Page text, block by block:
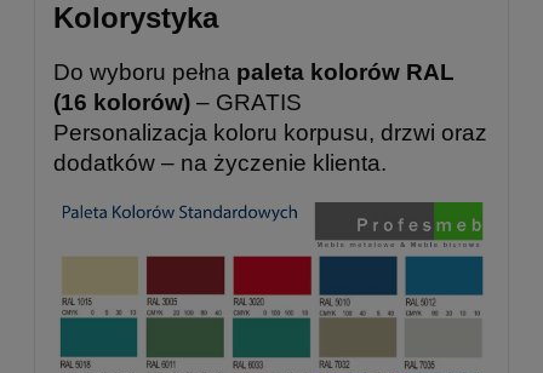
Kolorystyka
Do wyboru pełna paleta kolorów RAL
(16 kolorów) – GRATIS
Personalizacja koloru korpusu, drzwi oraz
dodatków – na życzenie klienta.